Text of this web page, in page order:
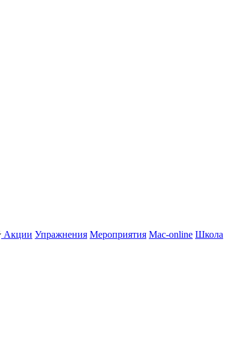
Акции Упражнения Мероприятия Mac-online Школа